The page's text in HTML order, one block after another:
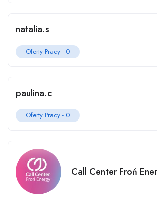
natalia.s
Oferty Pracy - 0
paulina.c
Oferty Pracy - 0
Call Center Froń